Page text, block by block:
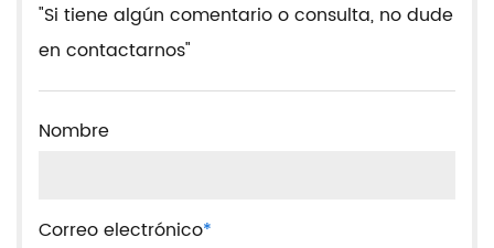
"Si tiene algún comentario o consulta, no dude
en contactarnos"
Nombre
Correo electrónico*